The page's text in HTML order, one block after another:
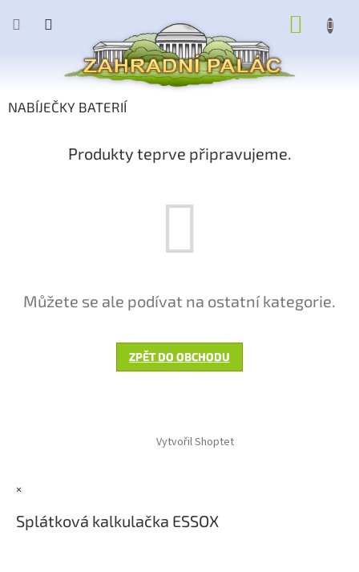
NABÍJEČKY BATERIÍ
Produkty teprve připravujeme.
Můžete se ale podívat na ostatní kategorie.
ZPĚT DO OBCHODU
Vytvořil Shoptet
×
Splátková kalkulačka ESSOX